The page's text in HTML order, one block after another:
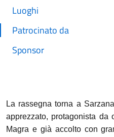
Luoghi
Patrocinato da
Sponsor
La rassegna torna a
apprezzato, protagonista
Magra e già accolto con